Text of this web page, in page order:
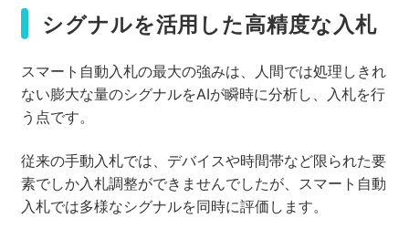
シグナルを活用した高精度な入札
スマート自動入札の最大の強みは、人間では処理しきれ
ない膨大な量のシグナルをAIが瞬時に分析し、入札を行
う点です。
従来の手動入札では、デバイスや時間帯など限られた要
素でしか入札調整ができませんでしたが、スマート自動
入札では多様なシグナルを同時に評価します。